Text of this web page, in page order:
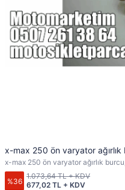
x-max 250 ön varyator
x-max 250 ön varyator ağırlık
%36 677,02 TL + KDV
1.073,64 TL + KDV